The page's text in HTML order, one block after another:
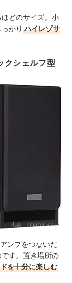
どのサイズ。小
かり ハイレゾサ
クシェルフ型
出典： amazon.co.jp
ンプをつないだ
す。置き場所の
を十分に楽しむ